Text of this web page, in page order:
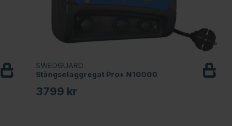
SWEDGUARD
Stängselaggregat Pro+ N10000
3799 kr